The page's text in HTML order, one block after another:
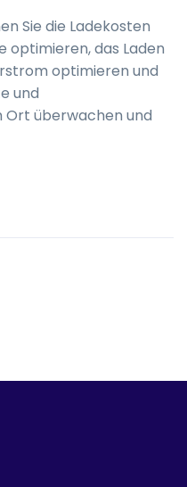
Sie die Ladekosten
optimieren, das Laden
optimieren und
und
überwachen und